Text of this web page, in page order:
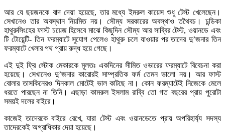
আর যে ছয়জনকে বাদ দেয়া হয়েছে, তার মধ্যে ইমরুল কায়েস শুধু টেস্ট খেলেছেন।
সেখানেও তার অবস্থান নিয়মিত নয়। সৌম্য সরকারের অবস্থাও তথৈবচ। চন্ডিকা
হাথুরুসিংহের ফাস্ট চয়েজ হিসেবে মাঝে কিছুদিন সৌম্য আর সাব্বির টেস্ট, ওয়ানডে এবং
টি টোয়েন্টি- তিন ফরম্যাটে সুযোগ পেলেও হাথুরু চলে যাওয়ার পর তাদের দু’জনার তিন
ফরম্যাটে খেলার পথ প্রায় রুদ্ধ হয়ে গেছে।
এই দুই ফ্রি স্টোক মেকারকে মূলতঃ একদিনের সীমিত ওভারের ফরম্যাটে বিবেচনা করা
হয়েছে। সেখানেও দু’জনার কারোরই সাম্প্রতিক ফর্ম তেমন ভালো নয়। আর ফাস্ট
বোলার তাসকিনেরও দিনকাল মোটেই ভাল কাটছে না। কোন ফরম্যাটেই নিজেকে মেলে
ধরতে পারছেন না তিনি। এছাড়া কামরুল ইসলাম রাব্বি তো গত বছরের প্রায় পুরোটা
সময়ই দলের বাইরে।
কাজেই তাদেরকে বাইরে রেখে, যারা টেস্ট এবং ওয়ানডেতে প্রায় অপরিহার্য্য সদস্য
তাদেরকেই অগ্রাধিকার দেয়া হয়েছে।